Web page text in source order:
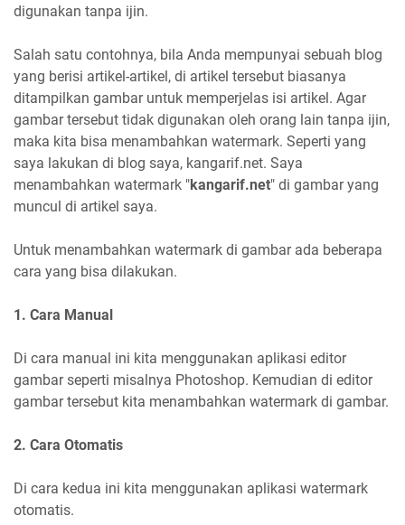
digunakan tanpa ijin.
Salah satu contohnya, bila Anda mempunyai sebuah blog
yang berisi artikel-artikel, di artikel tersebut biasanya
ditampilkan gambar untuk memperjelas isi artikel. Agar
gambar tersebut tidak digunakan oleh orang lain tanpa ijin,
maka kita bisa menambahkan watermark. Seperti yang
saya lakukan di blog saya, kangarif.net. Saya
menambahkan watermark "kangarif.net" di gambar yang
muncul di artikel saya.
Untuk menambahkan watermark di gambar ada beberapa
cara yang bisa dilakukan.
1. Cara Manual
Di cara manual ini kita menggunakan aplikasi editor
gambar seperti misalnya Photoshop. Kemudian di editor
gambar tersebut kita menambahkan watermark di gambar.
2. Cara Otomatis
Di cara kedua ini kita menggunakan aplikasi watermark
otomatis.